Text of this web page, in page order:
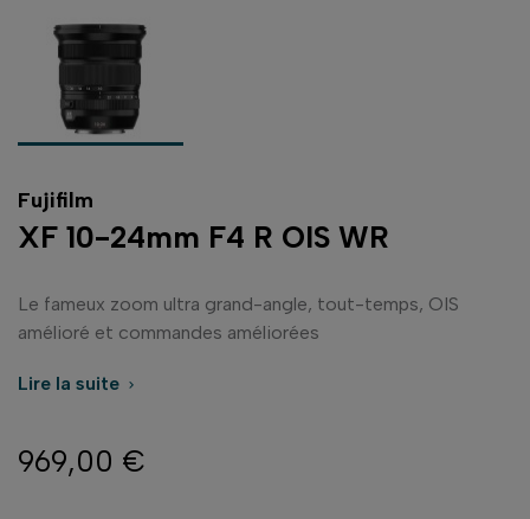
Fujifilm
XF 10-24mm F4 R OIS WR
Le fameux zoom ultra grand-angle, tout-temps, OIS
amélioré et commandes améliorées
Lire la suite 
969,00 €